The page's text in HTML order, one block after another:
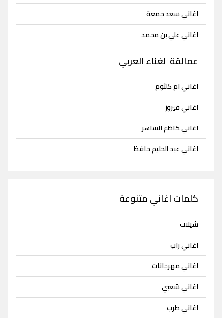
اغاني سعد جمعة
اغاني علي بن محمد
عمالقة الغناء العربي
اغاني ام كلثوم
اغاني فيروز
اغاني كاظم الساهر
اغاني عبد الحليم حافظ
كلمات اغاني متنوعة
شيلات
اغاني راب
اغاني مهرجانات
اغاني شعبي
اغاني طرب